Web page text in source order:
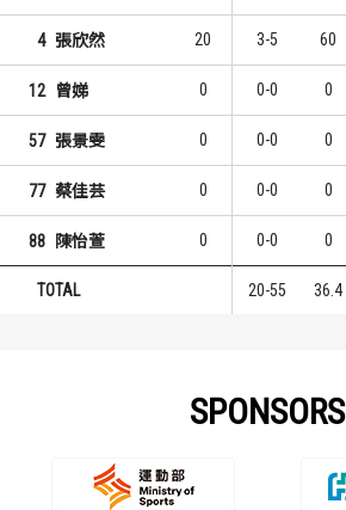
4 張欣然 20 3-5 60
12 曾娣 0 0-0 0
57 張景雯 0 0-0 0
77 蔡佳芸 0 0-0 0
88 陳怡萱 0 0-0 0
TOTAL 20-55 36.4
SPONSORS